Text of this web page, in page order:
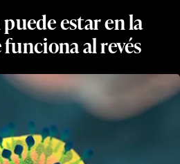
estar en la
al revés